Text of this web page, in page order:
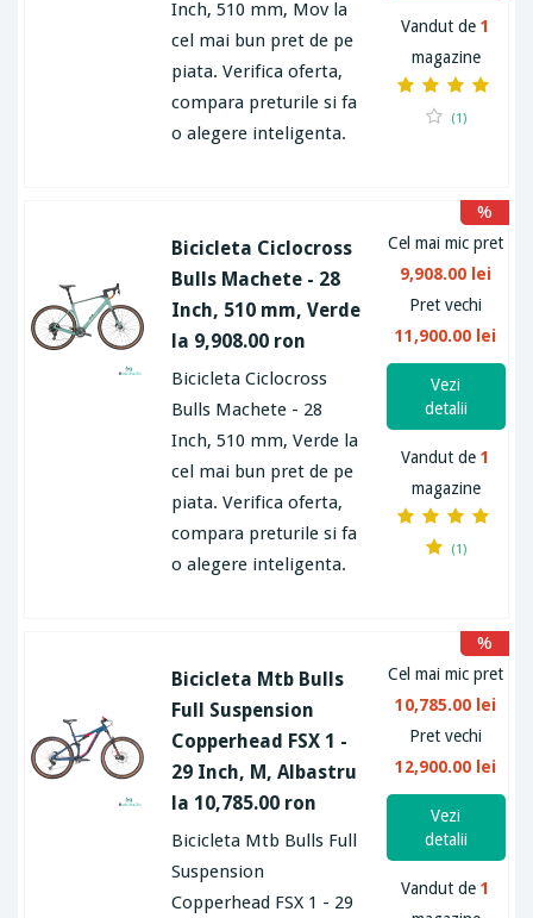
Inch, 510 mm, Mov la
cel mai bun pret de pe
piata. Verifica oferta,
compara preturile si fa
o alegere inteligenta.
Vandut de1
magazine
(1)
Bicicleta Ciclocross
Bulls Machete - 28
Inch, 510 mm, Verde
la 9,908.00 ron
Bicicleta Ciclocross
Bulls Machete - 28
Inch, 510 mm, Verde la
cel mai bun pret de pe
piata. Verifica oferta,
compara preturile si fa
o alegere inteligenta.
Cel mai mic pret
9,908.00 lei
Pret vechi
11,900.00 lei
%
Vezi
detalii
Vandut de1
magazine
(1)
Bicicleta Mtb Bulls
Full Suspension
Copperhead FSX 1 -
29 Inch, M, Albastru
la 10,785.00 ron
Bicicleta Mtb Bulls Full
Suspension
Copperhead FSX 1 - 29
Cel mai mic pret
10,785.00 lei
Pret vechi
12,900.00 lei
%
Vezi
detalii
Vandut de1